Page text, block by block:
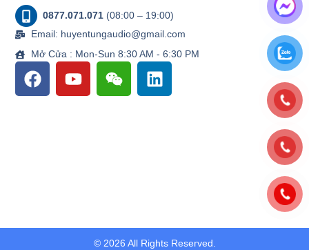
0877.071.071 (08:00 – 19:00)
Email: huyentungaudio@gmail.com
Mở Cửa : Mon-Sun 8:30 AM - 6:30 PM
© 2026 All Rights Reserved.